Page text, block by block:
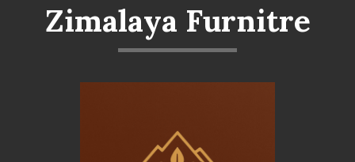
Zimalaya Furnitre